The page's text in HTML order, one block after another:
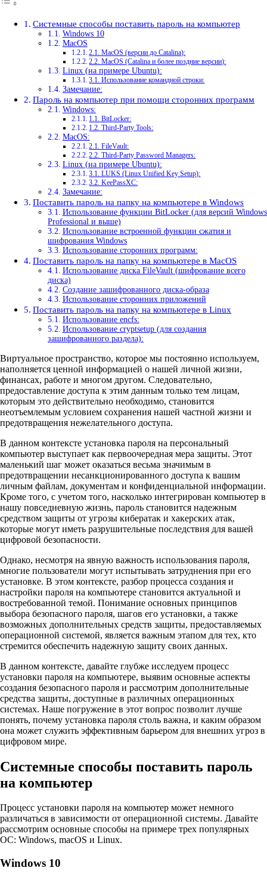
Системные способы поставить пароль на компьютер
Windows 10
MacOS
2.1. MacOS (версии до Catalina):
2.2. MacOS (Catalina и более поздние версии):
Linux (на примере Ubuntu):
3.1. Использование командной строки:
Замечание:
Пароль на компьютер при помощи сторонних программ
Windows:
1.1. BitLocker:
1.2. Third-Party Tools:
MacOS:
2.1. FileVault:
2.2. Third-Party Password Managers:
Linux (на примере Ubuntu):
3.1. LUKS (Linux Unified Key Setup):
3.2. KeePassXC:
Замечание:
Поставить пароль на папку на компьютере в Windows
Использование функции BitLocker (для версий Windows
Professional и выше)
Использование встроенной функции сжатия и
шифрования Windows
Использование сторонних программ:
Поставить пароль на папку на компьютере в MacOS
Использование диска FileVault (шифрование всего
диска)
Создание зашифрованного диска-образа
Использование сторонних приложений
Поставить пароль на папку на компьютере в Linux
Использование encfs:
Использование cryptsetup (для создания
зашифрованного раздела):
Виртуальное пространство, которое мы постоянно используем,
наполняется ценной информацией о нашей личной жизни,
финансах, работе и многом другом. Следовательно,
предоставление доступа к этим данным только тем лицам,
которым это действительно необходимо, становится
неотъемлемым условием сохранения нашей частной жизни и
предотвращения нежелательного доступа.
В данном контексте установка пароля на персональный
компьютер выступает как первоочередная мера защиты. Этот
маленький шаг может оказаться весьма значимым в
предотвращении несанкционированного доступа к вашим
личным файлам, документам и конфиденциальной информации.
Кроме того, с учетом того, насколько интегрирован компьютер в
нашу повседневную жизнь, пароль становится надежным
средством защиты от угрозы кибератак и хакерских атак,
которые могут иметь разрушительные последствия для вашей
цифровой безопасности.
Однако, несмотря на явную важность использования пароля,
многие пользователи могут испытывать затруднения при его
установке. В этом контексте, разбор процесса создания и
настройки пароля на компьютере становится актуальной и
востребованной темой. Понимание основных принципов
выбора безопасного пароля, шагов его установки, а также
возможных дополнительных средств защиты, предоставляемых
операционной системой, является важным этапом для тех, кто
стремится обеспечить надежную защиту своих данных.
В данном контексте, давайте глубже исследуем процесс
установки пароля на компьютере, выявим основные аспекты
создания безопасного пароля и рассмотрим дополнительные
средства защиты, доступные в различных операционных
системах. Наше погружение в этот вопрос позволит лучше
понять, почему установка пароля столь важна, и каким образом
она может служить эффективным барьером для внешних угроз в
цифровом мире.
Системные способы поставить пароль
на компьютер
Процесс установки пароля на компьютер может немного
различаться в зависимости от операционной системы. Давайте
рассмотрим основные способы на примере трех популярных
ОС: Windows, macOS и Linux.
Windows 10